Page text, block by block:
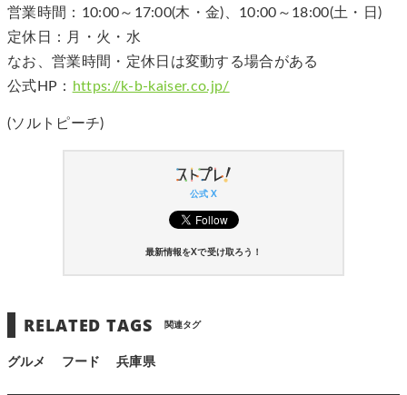
営業時間：10:00～17:00(木・金)、10:00～18:00(土・日)
定休日：月・火・水
なお、営業時間・定休日は変動する場合がある
公式HP：
https://k-b-kaiser.co.jp/
(ソルトピーチ)
公式 X
最新情報をXで受け取ろう！
RELATED TAGS 関連タグ
グルメ フード 兵庫県